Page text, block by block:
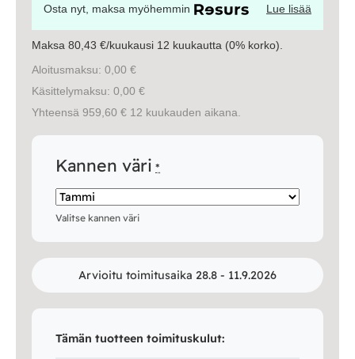
Vuodesohvat
Senioreille
Osta nyt, maksa myöhemmin Lue lisää
Maksa 80,43 €/kuukausi 12 kuukautta (0% korko).
Aloitusmaksu: 0,00 €
Käsittelymaksu: 0,00 €
Yhteensä 959,60 € 12 kuukauden aikana.
Kannen väri *
Valitse kannen väri
Arvioitu toimitusaika 28.8 - 11.9.2026
Tämän tuotteen toimituskulut: